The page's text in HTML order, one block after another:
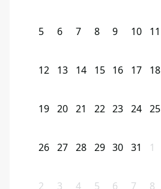
5 6 7 8 9 10 11
12 13 14 15 16 17 18
19 20 21 22 23 24 25
26 27 28 29 30 31 1
2 3 4 5 6 7 8